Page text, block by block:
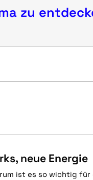
zu
neue Energie
ist es so wichtig für